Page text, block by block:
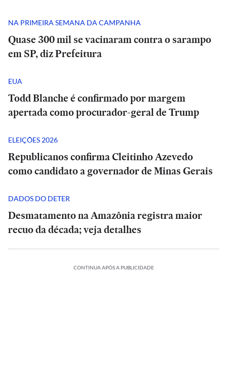
NA PRIMEIRA SEMANA DA CAMPANHA
Quase 300 mil se vacinaram contra o sarampo
em SP, diz Prefeitura
EUA
Todd Blanche é confirmado por margem
apertada como procurador-geral de Trump
ELEIÇÕES 2026
Republicanos confirma Cleitinho Azevedo
como candidato a governador de Minas Gerais
DADOS DO DETER
Desmatamento na Amazônia registra maior
recuo da década; veja detalhes
CONTINUA APÓS A PUBLICIDADE